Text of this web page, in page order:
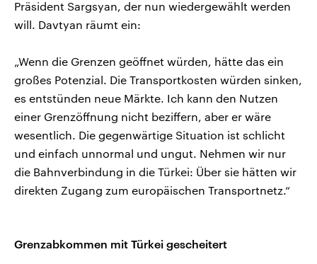
Präsident Sargsyan, der nun wiedergewählt werden
will. Davtyan räumt ein:
„Wenn die Grenzen geöffnet würden, hätte das ein
großes Potenzial. Die Transportkosten würden sinken,
es entstünden neue Märkte. Ich kann den Nutzen
einer Grenzöffnung nicht beziffern, aber er wäre
wesentlich. Die gegenwärtige Situation ist schlicht
und einfach unnormal und ungut. Nehmen wir nur
die Bahnverbindung in die Türkei: Über sie hätten wir
direkten Zugang zum europäischen Transportnetz.“
Grenzabkommen mit Türkei gescheitert